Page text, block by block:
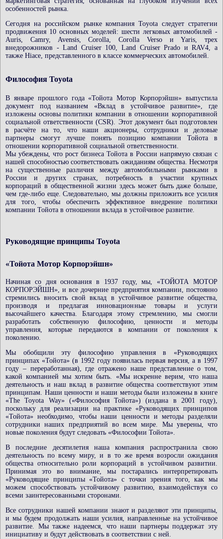
особенностей рынка.
Сегодня на российском рынке компания Toyota следует стратегии
продвижения 10 основных моделей: шести легковых автомобилей -
Auris, Camry, Avensis, Corolla, Corolla Verso и Yaris, трех
внедорожников - Land Cruiser 100, Land Cruiser Prado и RAV4, а
также Hiace, представленного в классе коммерческих автомобилей.
Философия Toyota
В январе прошлого года «Тойота Мотор Корпорэйшн» выпустила
документ под названием «Вклад в устойчивое развитие», где
изложены основы политики компании в отношении корпоративной
социальной ответственности (CSR). Этот документ был подготовлен
в расчёте на то, что наши акционеры, сотрудники и деловые
партнеры смогут лучше понять позицию компании Тойота в
отношении корпоративной социальной ответственности.
Мы убеждены, что рост бизнеса Тойота в России напрямую связан с
нашей способностью соответствовать ожиданиям общества. Несмотря
на существенные различия между автомобильными рынками в
России и других странах, потребность в участии крупных
корпораций в общественной жизни здесь может быть даже больше,
чем где-либо еще. Следовательно, мы должны приложить все усилия
для того, чтобы обеспечить эффективное внедрение политики
компании Тойота в отношении вклада в устойчивое развитие.
Руководящие принципы Toyota
«Тойота Мотор Корпорэйшн»
Начиная со дня основания в 1937 году, мы, «ТОЙОТА МОТОР
КОРПОРЭЙШН», и все дочерние предприятия компании, постоянно
стремились вносить свой вклад в устойчивое развитие общества,
производя и предлагая инновационные товары и услуги
высочайшего качества. Благодаря этому стремлению, мы смогли
разработать собственную философию, ценности и методы
управления, которые передаются в компании от поколения к
поколению.
Мы обобщили эту философию управления в «Руководящих
принципах «Тойота» (в 1992 году появилась первая версия, а в 1997
году – переработанная), где отражено наше представление о том,
какой компанией мы хотим быть. «Мы искренне верим, что наша
деятельность и наш вклад в развитие общества соответствуют этим
принципам. Наши ценности и наши методы были изложены в книге
«The Toyota Way» («Философия Тойота») (издана в 2001 году),
поскольку для реализации на практике «Руководящих принципов
«Тойота» необходимо, чтобы наши ценности и методы разделяли
сотрудники наших предприятий во всем мире. Мы уверены, что
новые поколения будут следовать «Философии Тойота».
В последние десятилетия наша компания распространила свою
деятельность по всему миру, и в то же время возросли ожидания
общества относительно роли корпораций в устойчивом развитии.
Принимая это во внимание, мы постарались интерпретировать
«Руководящие принципы «Тойота» с точки зрения того, как мы
можем способствовать устойчивому развитию, взаимодействуя со
всеми заинтересованными сторонами.
Все сотрудники нашей компании знают и разделяют эти принципы,
и мы будем продолжать наши усилия, направленные на устойчивое
развитие. Мы также надеемся, что наши партнеры поддержат эту
инициативу и будут действовать в соответствии с ней.